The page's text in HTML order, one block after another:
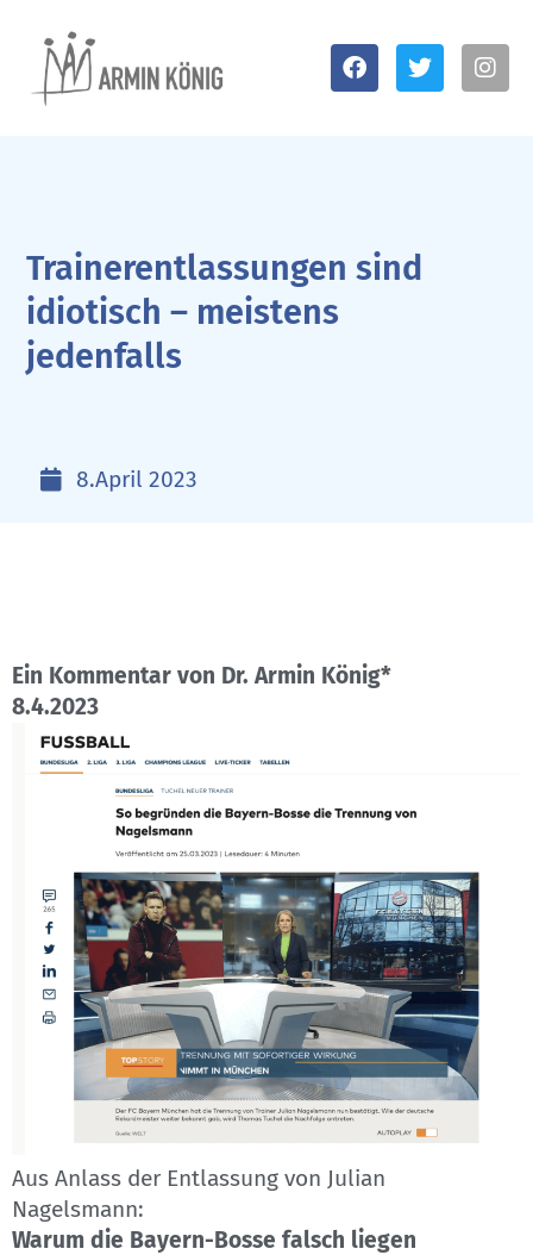
Trainerentlassungen sind
idiotisch – meistens
jedenfalls
8.April 2023
Ein Kommentar von Dr. Armin König*
8.4.2023
Aus Anlass der Entlassung von Julian
Nagelsmann:
Warum die Bayern-Bosse falsch liegen